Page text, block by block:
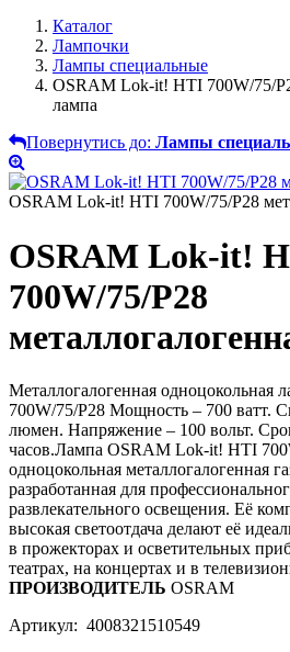
Каталог
Лампочки
Лампы специальные
OSRAM Lok-it! HTI 700W/75/
лампа
Повернутись до: Лампы
OSRAM Lok-it! HTI 700W/75/P28
OSRAM Lok-it!
700W/75/P28
Металлогалогенная одноцокольная
700W/75/P28 Мощность – 700 ватт.
люмен. Напряжение – 100 вольт.
часов.Лампа OSRAM Lok-it! HTI
одноцокольная металлогалогенная
разработанная для
развлекательного освещения. Её
высокая светоотдача делают её
в прожекторах и осветительных
театрах, на концертах и в
ПРОИЗВОДИТЕЛЬ OSRAM
Артикул: 4008321510549